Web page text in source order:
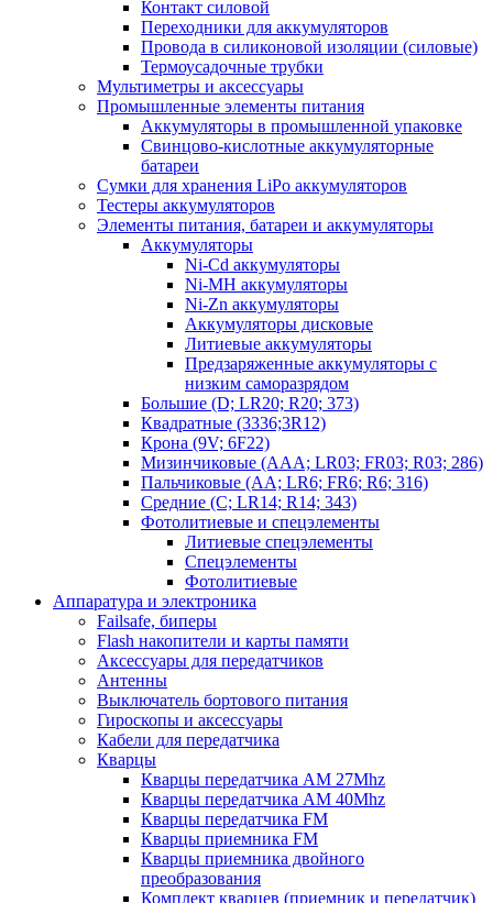
Контакт силовой
Переходники для аккумуляторов
Провода в силиконовой изоляции (силовые)
Термоусадочные трубки
Мультиметры и аксессуары
Промышленные элементы питания
Аккумуляторы в промышленной упаковке
Свинцово-кислотные аккумуляторные
батареи
Сумки для хранения LiPo аккумуляторов
Тестеры аккумуляторов
Элементы питания, батареи и аккумуляторы
Аккумуляторы
Ni-Cd аккумуляторы
Ni-MH аккумуляторы
Ni-Zn аккумуляторы
Аккумуляторы дисковые
Литиевые аккумуляторы
Предзаряженные аккумуляторы с
низким саморазрядом
Большие (D; LR20; R20; 373)
Квадратные (3336;3R12)
Крона (9V; 6F22)
Мизинчиковые (AAA; LR03; FR03; R03; 286)
Пальчиковые (AA; LR6; FR6; R6; 316)
Средние (C; LR14; R14; 343)
Фотолитиевые и спецэлементы
Литиевые спецэлементы
Спецэлементы
Фотолитиевые
Аппаратура и электроника
Failsafe, биперы
Flash накопители и карты памяти
Аксессуары для передатчиков
Антенны
Выключатель бортового питания
Гироскопы и аксессуары
Кабели для передатчика
Кварцы
Кварцы передатчика AM 27Mhz
Кварцы передатчика AM 40Mhz
Кварцы передатчика FM
Кварцы приемника FM
Кварцы приемника двойного
преобразования
Комплект кварцев (приемник и передатчик)